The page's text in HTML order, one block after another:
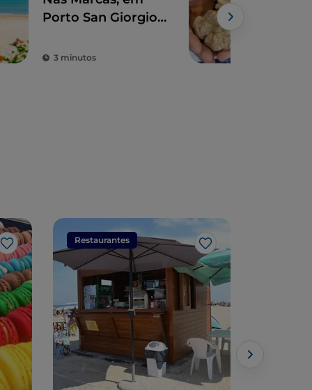
Porto San Giorgio,
nas tradições
3 minutos
Gosto
Restaurantes
Gosto